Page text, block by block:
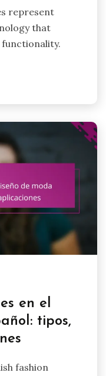
represent
that
en el
tipos,
fashion